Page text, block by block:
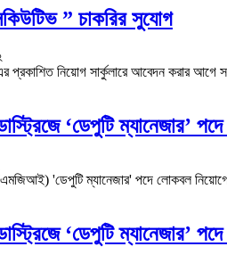
” চাকরির সুযোগ
প্রকাশিত নিয়োগ সার্কুলারে আবেদন করার
‘ডেপুটি ম্যানেজার’ পদে
'ডেপুটি ম্যানেজার' পদে লোকবল
‘ডেপুটি ম্যানেজার’ পদে